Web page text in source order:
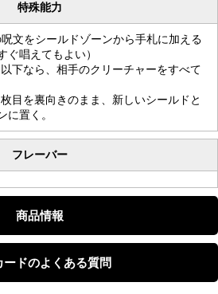
特殊能力
文をシールドゾーンから手札に加える
ぐ唱えてもよい）
下なら、相手のクリーチャーをすべて
目を裏向きのまま、新しいシールドと
に置く。
フレーバー
商品情報
ードのよくある質問